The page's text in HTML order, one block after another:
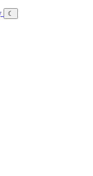
☾